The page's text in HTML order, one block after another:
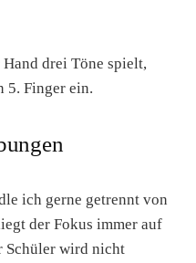
drei Töne spielt,
5. Finger ein.
ich gerne getrennt von
der Fokus immer auf
Schüler wird nicht